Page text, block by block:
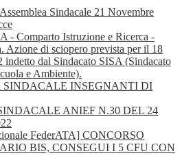
Sindacale 21 Novembre
- Comparto Istruzione e Ricerca -
Azione di sciopero prevista per il 18
indetto dal Sindacato SISA (Sindacato
e Ambiente).
SINDACALE INSEGNANTI DI
ANIEF N.30 DEL 24
FederATA] CONCORSO
BIS, CONSEGUI I 5 CFU CON